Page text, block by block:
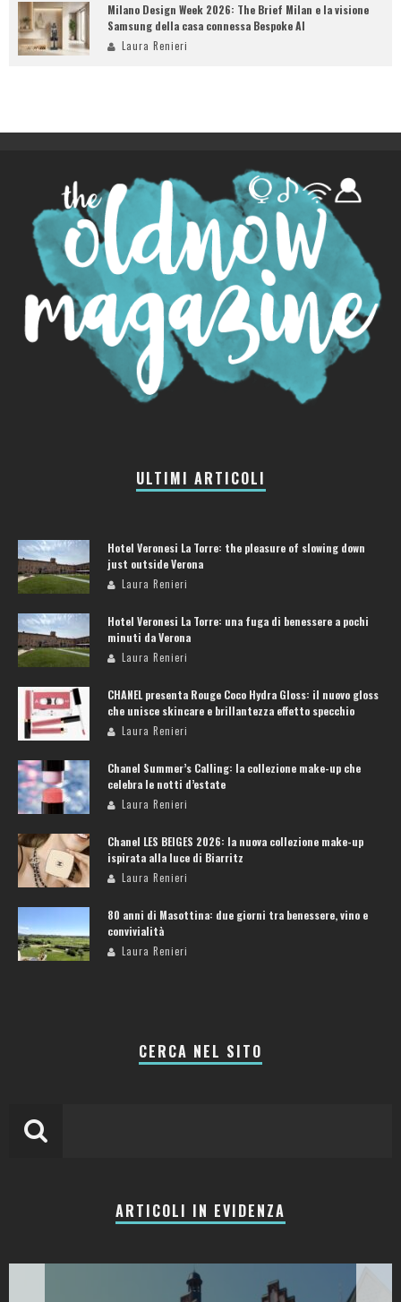
Milano Design Week 2026: The Brief Milan e la visione
Samsung della casa connessa Bespoke AI
Laura Renieri
ULTIMI ARTICOLI
Hotel Veronesi La Torre: the pleasure of slowing down
just outside Verona
Laura Renieri
Hotel Veronesi La Torre: una fuga di benessere a pochi
minuti da Verona
Laura Renieri
CHANEL presenta Rouge Coco Hydra Gloss: il nuovo gloss
che unisce skincare e brillantezza effetto specchio
Laura Renieri
Chanel Summer’s Calling: la collezione make-up che
celebra le notti d’estate
Laura Renieri
Chanel LES BEIGES 2026: la nuova collezione make-up
ispirata alla luce di Biarritz
Laura Renieri
80 anni di Masottina: due giorni tra benessere, vino e
convivialità
Laura Renieri
CERCA NEL SITO
ARTICOLI IN EVIDENZA